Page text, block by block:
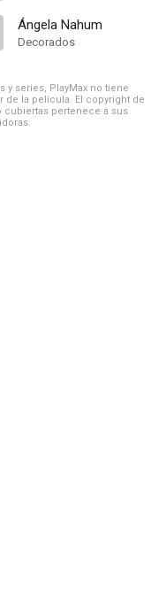
Ángela Nahum
Decorados
series, PlayMax no tiene
la película. El copyright de
cubiertas pertenece a sus